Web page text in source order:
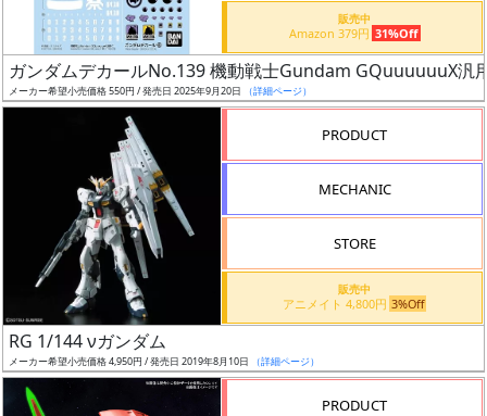
ー
ズ・
況
売
切
販売中
Amazon 379円 31%Off
ガンダムデカールNo.139 機動戦士Gundam GQuuuuuuX汎
メーカー希望小売価格 550円 / 発売日 2025年9月20日 （詳細ページ）
PRODUCT
MECHANIC
STORE
販売中
アニメイト 4,800円 3%Off
RG 1/144 νガンダム
メーカー希望小売価格 4,950円 / 発売日 2019年8月10日 （詳細ページ）
PRODUCT